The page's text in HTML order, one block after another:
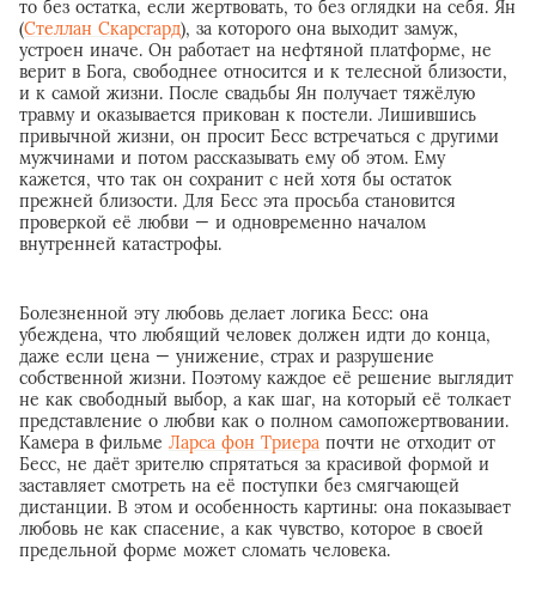
то без остатка, если жертвовать, то без оглядки на себя. Ян
(Стеллан Скарсгард), за которого она выходит замуж,
устроен иначе. Он работает на нефтяной платформе, не
верит в Бога, свободнее относится и к телесной близости,
и к самой жизни. После свадьбы Ян получает тяжёлую
травму и оказывается прикован к постели. Лишившись
привычной жизни, он просит Бесс встречаться с другими
мужчинами и потом рассказывать ему об этом. Ему
кажется, что так он сохранит с ней хотя бы остаток
прежней близости. Для Бесс эта просьба становится
проверкой её любви — и одновременно началом
внутренней катастрофы.
Болезненной эту любовь делает логика Бесс: она
убеждена, что любящий человек должен идти до конца,
даже если цена — унижение, страх и разрушение
собственной жизни. Поэтому каждое её решение выглядит
не как свободный выбор, а как шаг, на который её толкает
представление о любви как о полном самопожертвовании.
Камера в фильме Ларса фон Триера почти не отходит от
Бесс, не даёт зрителю спрятаться за красивой формой и
заставляет смотреть на её поступки без смягчающей
дистанции. В этом и особенность картины: она показывает
любовь не как спасение, а как чувство, которое в своей
предельной форме может сломать человека.